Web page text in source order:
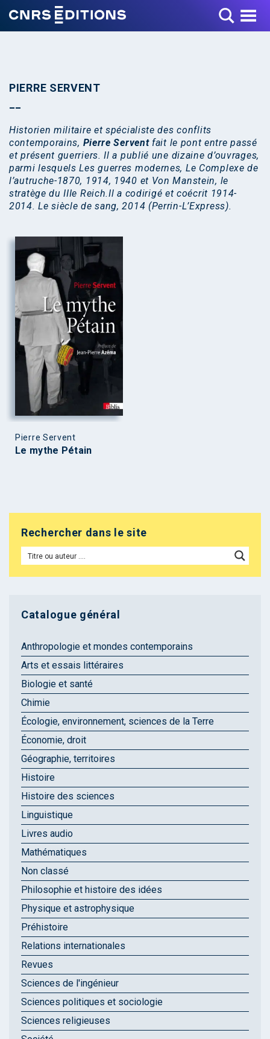
Toggle Menu
PIERRE SERVENT
Historien militaire et spécialiste des conflits
contemporains, Pierre Servent fait le pont entre passé
et présent guerriers. Il a publié une dizained’ouvrages,
parmi lesquels Les guerres modernes, Le Complexe de
l’autruche-1870, 1914, 1940 et Von Manstein, le
stratège du IIIe Reich.Il a codirigé et coécrit 1914-
2014. Le siècle de sang, 2014 (Perrin-L’Express).
Pierre Servent
Le mythe Pétain
Rechercher dans le site
Catalogue général
Anthropologie et mondes contemporains
Arts et essais littéraires
Biologie et santé
Chimie
Écologie, environnement, sciences de la Terre
Économie, droit
Géographie, territoires
Histoire
Histoire des sciences
Linguistique
Livres audio
Mathématiques
Non classé
Philosophie et histoire des idées
Physique et astrophysique
Préhistoire
Relations internationales
Revues
Sciences de l'ingénieur
Sciences politiques et sociologie
Sciences religieuses